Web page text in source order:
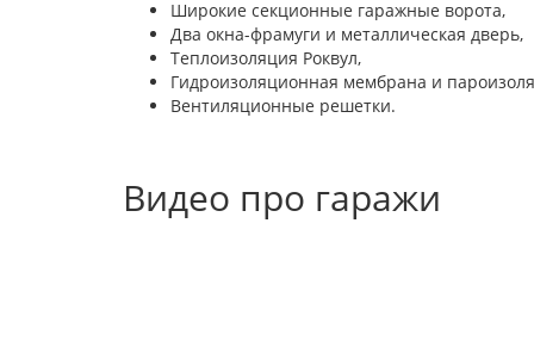
Широкие секционные гаражные ворота,
Два окна-фрамуги и металлическая дверь,
Теплоизоляция Роквул,
Гидроизоляционная мембрана и
Вентиляционные решетки.
Видео про гаражи